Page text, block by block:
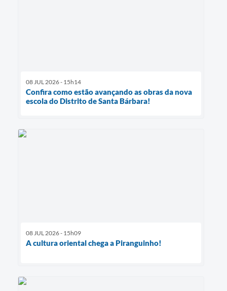
08 JUL 2026 - 15h14
Confira como estão avançando as obras da nova
escola do Distrito de Santa Bárbara!
08 JUL 2026 - 15h09
A cultura oriental chega a Piranguinho!